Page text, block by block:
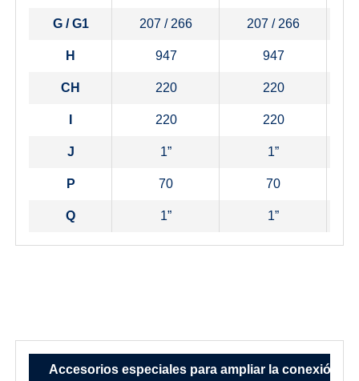
G / G1 207 / 266 207 / 266
H 947 947
CH 220 220
220 220
J 1” 1”
P 70 70
Q 1” 1”
Accesorios especiales para ampliar la conexión